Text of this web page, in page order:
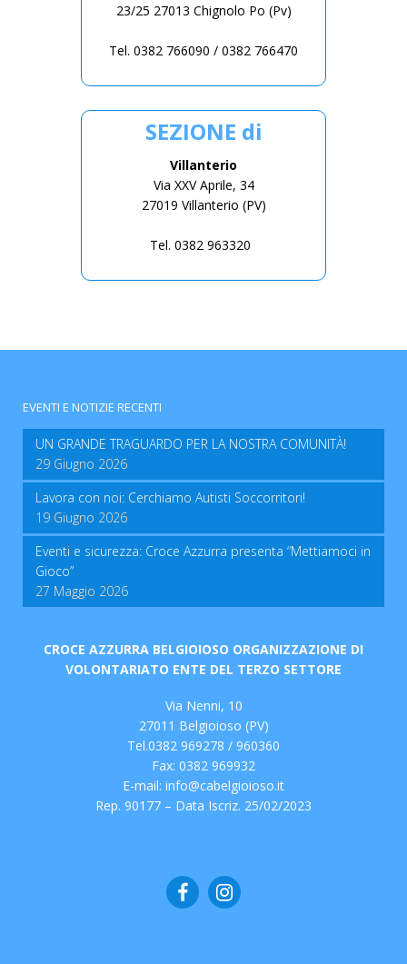
23/25 27013 Chignolo Po (Pv)
Tel. 0382 766090 / 0382 766470
SEZIONE di
Villanterio
Via XXV Aprile, 34
27019 Villanterio (PV)
Tel. 0382 963320
EVENTI E NOTIZIE RECENTI
UN GRANDE TRAGUARDO PER LA NOSTRA COMUNITÀ!
29 Giugno 2026
Lavora con noi: Cerchiamo Autisti Soccorritori!
19 Giugno 2026
Eventi e sicurezza: Croce Azzurra presenta “Mettiamoci in
Gioco”
27 Maggio 2026
CROCE AZZURRA BELGIOIOSO ORGANIZZAZIONE DI
VOLONTARIATO ENTE DEL TERZO SETTORE
Via Nenni, 10
27011 Belgioioso (PV)
Tel.0382 969278 / 960360
Fax: 0382 969932
E-mail: info@cabelgioioso.it
Rep. 90177 – Data Iscriz. 25/02/2023